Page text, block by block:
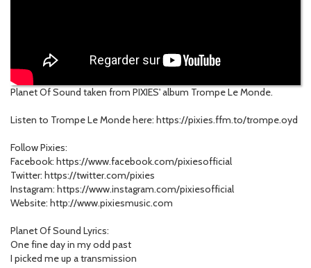
Planet Of Sound taken from PIXIES' album Trompe Le Monde.
Listen to Trompe Le Monde here: https://pixies.ffm.to/trompe.oyd
Follow Pixies:
Facebook: https://www.facebook.com/pixiesofficial
Twitter: https://twitter.com/pixies
Instagram: https://www.instagram.com/pixiesofficial
Website: http://www.pixiesmusic.com
Planet Of Sound Lyrics:
One fine day in my odd past
I picked me up a transmission